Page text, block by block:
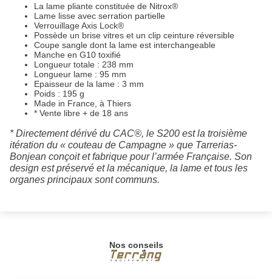
La lame pliante constituée de Nitrox®
Lame lisse avec serration partielle
Verrouillage Axis Lock®
Possède un brise vitres et un clip ceinture réversible
Coupe sangle dont la lame est interchangeable
Manche en G10 toxifié
Longueur totale : 238 mm
Longueur lame : 95 mm
Epaisseur de la lame : 3 mm
Poids : 195 g
Made in France, à Thiers
* Vente libre + de 18 ans
* Directement dérivé du CAC®, le S200 est la troisième
itération du « couteau de Campagne » que Tarrerias-
Bonjean conçoit et fabrique pour l’armée Française. Son
design est préservé et la mécanique, la lame et tous les
organes principaux sont communs.
Nos conseils